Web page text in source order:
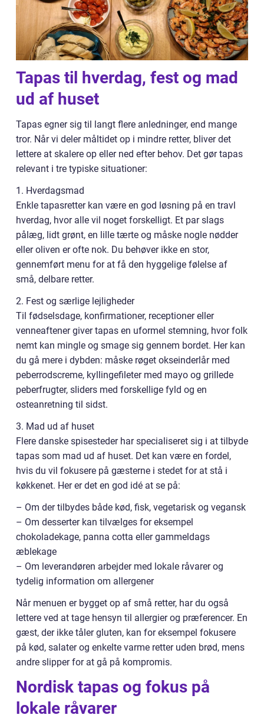
Tapas til hverdag, fest og mad
ud af huset
Tapas egner sig til langt flere anledninger, end mange
tror. Når vi deler måltidet op i mindre retter, bliver det
lettere at skalere op eller ned efter behov. Det gør tapas
relevant i tre typiske situationer:
1. Hverdagsmad
Enkle tapasretter kan være en god løsning på en travl
hverdag, hvor alle vil noget forskelligt. Et par slags
pålæg, lidt grønt, en lille tærte og måske nogle nødder
eller oliven er ofte nok. Du behøver ikke en stor,
gennemført menu for at få den hyggelige følelse af
små, delbare retter.
2. Fest og særlige lejligheder
Til fødselsdage, konfirmationer, receptioner eller
venneaftener giver tapas en uformel stemning, hvor folk
nemt kan mingle og smage sig gennem bordet. Her kan
du gå mere i dybden: måske røget okseinderlår med
peberrodscreme, kyllingefileter med mayo og grillede
peberfrugter, sliders med forskellige fyld og en
osteanretning til sidst.
3. Mad ud af huset
Flere danske spisesteder har specialiseret sig i at tilbyde
tapas som mad ud af huset. Det kan være en fordel,
hvis du vil fokusere på gæsterne i stedet for at stå i
køkkenet. Her er det en god idé at se på:
– Om der tilbydes både kød, fisk, vegetarisk og vegansk
– Om desserter kan tilvælges for eksempel
chokoladekage, panna cotta eller gammeldags
æblekage
– Om leverandøren arbejder med lokale råvarer og
tydelig information om allergener
Når menuen er bygget op af små retter, har du også
lettere ved at tage hensyn til allergier og præferencer. En
gæst, der ikke tåler gluten, kan for eksempel fokusere
på kød, salater og enkelte varme retter uden brød, mens
andre slipper for at gå på kompromis.
Nordisk tapas og fokus på
lokale råvarer